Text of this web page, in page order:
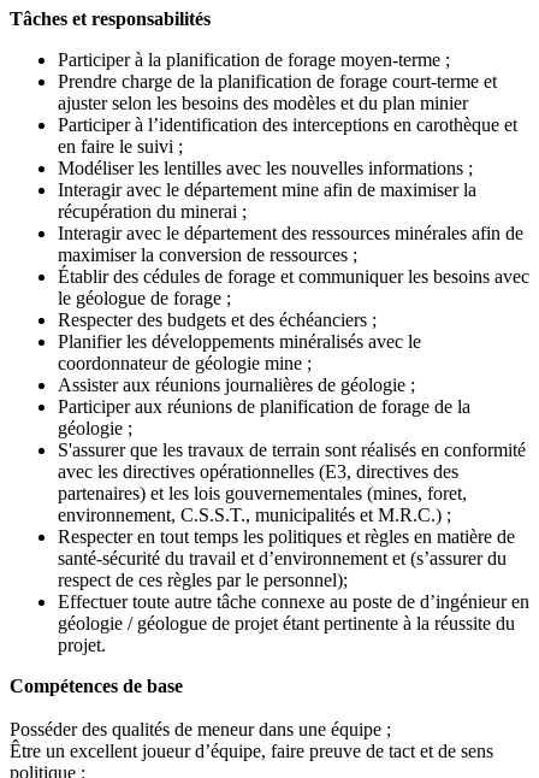
Tâches et responsabilités
Participer à la planification de forage moyen-terme ;
Prendre charge de la planification de forage court-terme et
ajuster selon les besoins des modèles et du plan minier
Participer à l’identification des interceptions en carothèque et
en faire le suivi ;
Modéliser les lentilles avec les nouvelles informations ;
Interagir avec le département mine afin de maximiser la
récupération du minerai ;
Interagir avec le département des ressources minérales afin de
maximiser la conversion de ressources ;
Établir des cédules de forage et communiquer les besoins avec
le géologue de forage ;
Respecter des budgets et des échéanciers ;
Planifier les développements minéralisés avec le
coordonnateur de géologie mine ;
Assister aux réunions journalières de géologie ;
Participer aux réunions de planification de forage de la
géologie ;
S'assurer que les travaux de terrain sont réalisés en conformité
avec les directives opérationnelles (E3, directives des
partenaires) et les lois gouvernementales (mines, foret,
environnement, C.S.S.T., municipalités et M.R.C.) ;
Respecter en tout temps les politiques et règles en matière de
santé-sécurité du travail et d’environnement et (s’assurer du
respect de ces règles par le personnel);
Effectuer toute autre tâche connexe au poste de d’ingénieur en
géologie / géologue de projet étant pertinente à la réussite du
projet.
Compétences de base
Posséder des qualités de meneur dans une équipe ;
Être un excellent joueur d’équipe, faire preuve de tact et de sens
politique ;